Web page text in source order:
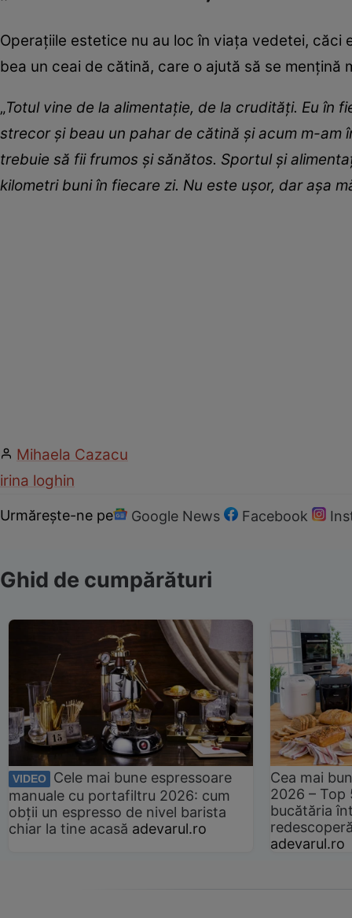
Operațiile estetice nu au loc în viața vedetei,
bea un ceai de cătină, care o ajută să se mențină
„Totul vine de la alimentație, de la crudități. Eu în
strecor și beau un pahar de cătină și acum m-am
trebuie să fii frumos şi sănătos. Sportul şi
kilometri buni în fiecare zi. Nu este uşor, dar aşa
Mihaela Cazacu
irina loghin
Urmărește-ne pe Google News Facebook
Ghid de cumpărături
VIDEO
Cele mai bune espressoare
manuale cu portafiltru 2026: cum
obții un espresso de nivel barista
chiar la tine acasă adevarul.ro
Cea mai
2026 –
bucătăria
adevarul.ro